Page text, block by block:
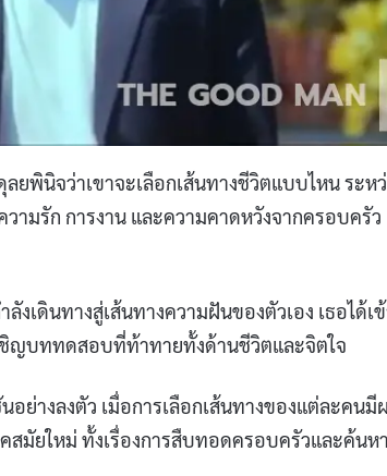
ยพินิจว่าเขาจะเลือกเส้นทางชีวิตแบบไหน ระห
มรัก การงาน และความคาดหวังจากครอบครัว
งเดินทางสู่เส้นทางความฝันของตัวเอง เธอได้เ
ชิญบททดสอบที่ท้าทายทั้งด้านชีวิตและจิตใจ
ย่างลงตัว เมื่อการเลือกเส้นทางของแต่ละคนมี
มัยใหม่ ทั้งเรื่องการสืบทอดครอบครัวและค้นห